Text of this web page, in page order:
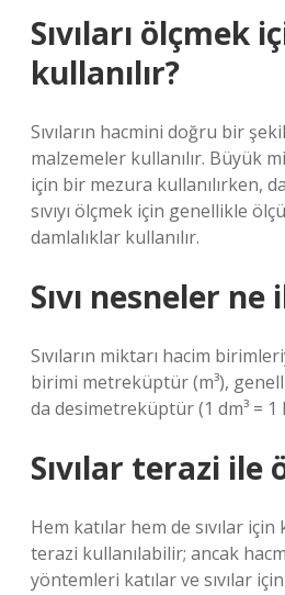
Sıvıları ölçmek
kullanılır?
Sıvıların hacmini doğru bir
malzemeler kullanılır. Büyük
için bir mezura kullanılırken,
sıvıyı ölçmek için genellikle
damlalıklar kullanılır.
Sıvı nesneler
Sıvıların miktarı hacim
birimi metreküptür (m³),
da desimetreküptür (1 dm³ = 1
Sıvılar terazi ile
Hem katılar hem de sıvılar
terazi kullanılabilir; ancak
yöntemleri katılar ve sıvılar için